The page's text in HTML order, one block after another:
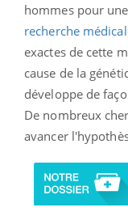
hommes pour
recherche
exactes de cette
cause de la
développe de
De nombreux
avancer